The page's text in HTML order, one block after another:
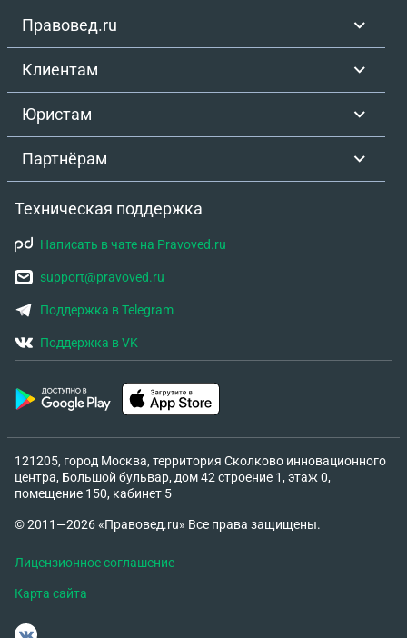
Правовед.ru
Клиентам
Юристам
Партнёрам
Техническая поддержка
Написать в чате на Pravoved.ru
support@pravoved.ru
Поддержка в Telegram
Поддержка в VK
121205, город Москва, территория Сколково инновационного
центра, Большой бульвар, дом 42 строение 1, этаж 0,
помещение 150, кабинет 5
© 2011—2026 «Правовед.ru» Все права защищены.
Лицензионное соглашение
Карта сайта